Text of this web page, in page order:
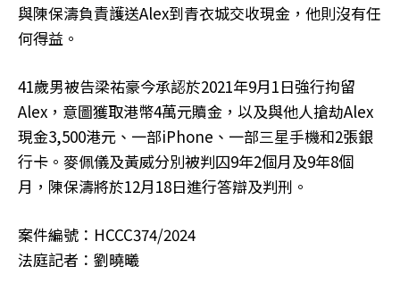
與陳保濤負責護送Alex到青衣城交收現金，他則沒有任
何得益。
41歲男被告梁祐豪今承認於2021年9月1日強行拘留
Alex，意圖獲取港幣4萬元贖金，以及與他人搶劫Alex
現金3,500港元、一部iPhone、一部三星手機和2張銀
行卡。麥佩儀及黃威分別被判囚9年2個月及9年8個
月，陳保濤將於12月18日進行答辯及判刑。
案件編號：HCCC374/2024
法庭記者：劉曉曦